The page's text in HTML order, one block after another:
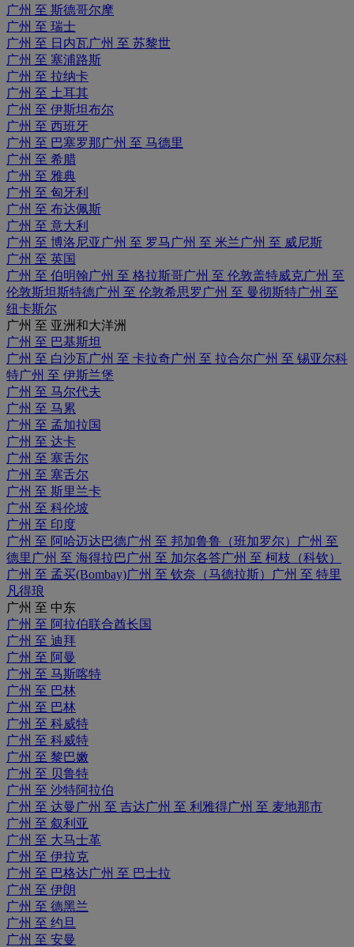
广州 至 斯德哥尔摩
广州 至 瑞士
广州 至 日内瓦广州 至 苏黎世
广州 至 塞浦路斯
广州 至 拉纳卡
广州 至 土耳其
广州 至 伊斯坦布尔
广州 至 西班牙
广州 至 巴塞罗那广州 至 马德里
广州 至 希腊
广州 至 雅典
广州 至 匈牙利
广州 至 布达佩斯
广州 至 意大利
广州 至 博洛尼亚 广州 至 罗马 广州 至 米兰广州 至 威尼斯
广州 至 英国
广州 至 伯明翰广州 至 格拉斯哥广州 至 伦敦盖特威克广州 至
伦敦斯坦斯特德广州 至 伦敦希思罗 广州 至 曼彻斯特广州 至
纽卡斯尔
广州 至 亚洲和大洋洲
广州 至 巴基斯坦
广州 至 白沙瓦广州 至 卡拉奇广州 至 拉合尔广州 至 锡亚尔科
特广州 至 伊斯兰堡
广州 至 马尔代夫
广州 至 马累
广州 至 孟加拉国
广州 至 达卡
广州 至 塞舌尔
广州 至 塞舌尔
广州 至 斯里兰卡
广州 至 科伦坡
广州 至 印度
广州 至 阿哈迈达巴德广州 至 邦加鲁鲁（班加罗尔）
广州 至
德里 广州 至 海得拉巴广州 至 加尔各答广州 至 柯枝（科钦）
广州 至 孟买(Bombay)广州 至 钦奈（马德拉斯）
广州 至 特里
凡得琅
广州 至 中东
广州 至 阿拉伯联合酋长国
广州 至 迪拜
广州 至 阿曼
广州 至 马斯喀特
广州 至 巴林
广州 至 巴林
广州 至 科威特
广州 至 科威特
广州 至 黎巴嫩
广州 至 贝鲁特
广州 至 沙特阿拉伯
广州 至 达曼 广州 至 吉达广州 至 利雅得广州 至 麦地那市
广州 至 叙利亚
广州 至 大马士革
广州 至 伊拉克
广州 至 巴格达广州 至 巴士拉
广州 至 伊朗
广州 至 德黑兰
广州 至 约旦
广州 至 安曼